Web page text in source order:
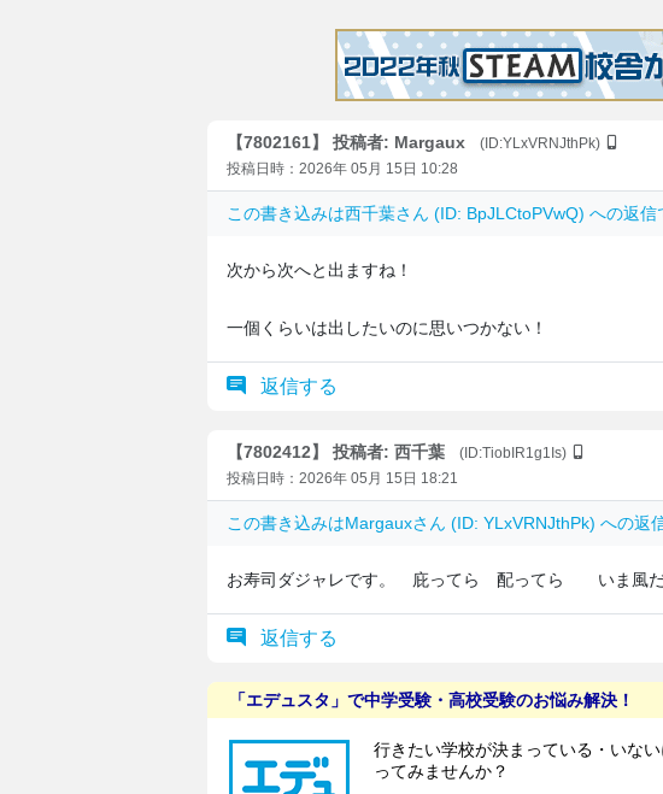
【7802161】 投稿者: Margaux
(ID:YLxVRNJthPk)
投稿日時：2026年 05月 15日 10:28
この書き込みは西千葉さん (ID: BpJLCtoPVwQ) への返信
次から次へと出ますね！
一個くらいは出したいのに思いつかない！
返信する
【7802412】 投稿者: 西千葉
(ID:TiobIR1g1Is)
投稿日時：2026年 05月 15日 18:21
この書き込みはMargauxさん (ID: YLxVRNJthPk) への返
お寿司ダジャレです。 庇ってら 配ってら いま風だ
返信する